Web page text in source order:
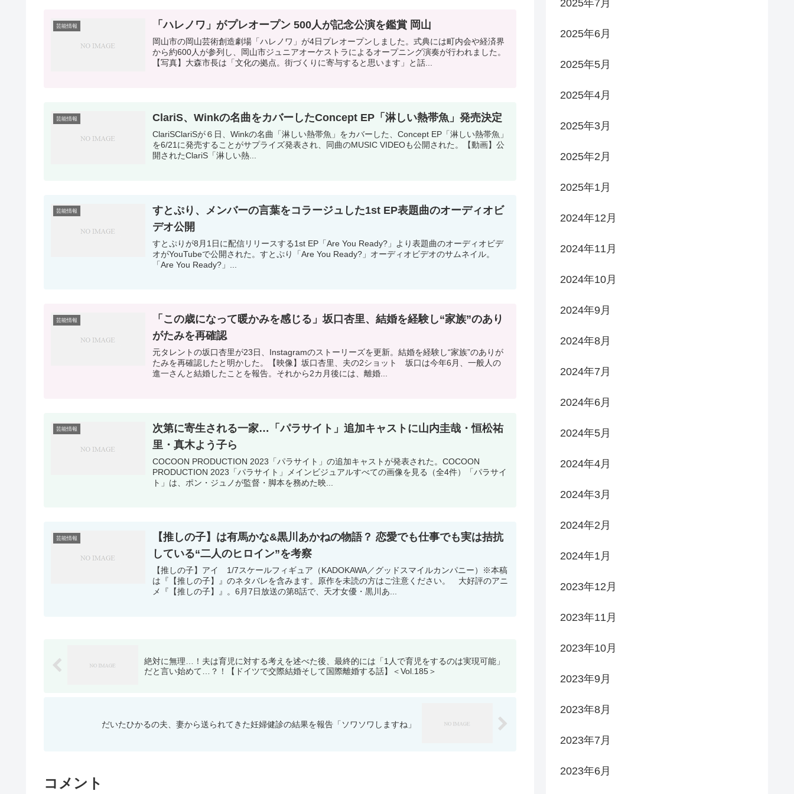
芸能情報 「ハレノワ」がプレオープン 500人が記念公演を鑑賞 岡山
岡山市の岡山芸術創造劇場「ハレノワ」が4日プレオープンしました。式典には町内会や経済界
から約600人が参列し、岡山市ジュニアオーケストラによるオープニング演奏が行われました。
【写真】大森市長は「文化の拠点。街づくりに寄与すると思います」と話...
芸能情報 ClariS、Winkの名曲をカバーしたConcept EP「淋しい熱帯魚」発売決定
ClariSClariSが６日、Winkの名曲「淋しい熱帯魚」をカバーした、Concept EP「淋しい熱帯魚」
を6/21に発売することがサプライズ発表され、同曲のMUSIC VIDEOも公開された。【動画】公
開されたClariS「淋しい熱...
芸能情報
すとぷり、メンバーの言葉をコラージュした1st EP表題曲のオーディオビ
デオ公開
すとぷりが8月1日に配信リリースする1st EP「Are You Ready?」より表題曲のオーディオビデ
オがYouTubeで公開された。すとぷり「Are You Ready?」オーディオビデオのサムネイル。
「Are You Ready?」...
芸能情報
「この歳になって暖かみを感じる」坂口杏里、結婚を経験し“家族”のあり
がたみを再確認
元タレントの坂口杏里が23日、Instagramのストーリーズを更新。結婚を経験し“家族”のありが
たみを再確認したと明かした。【映像】坂口杏里、夫の2ショット 坂口は今年6月、一般人の
進一さんと結婚したことを報告。それから2カ月後には、離婚...
芸能情報
次第に寄生される一家…「パラサイト」追加キャストに山内圭哉・恒松祐
里・真木よう子ら
COCOON PRODUCTION 2023「パラサイト」の追加キャストが発表された。COCOON
PRODUCTION 2023「パラサイト」メインビジュアルすべての画像を見る（全4件）「パラサイ
ト」は、ポン・ジュノが監督・脚本を務めた映...
芸能情報
【推しの子】は有馬かな&黒川あかねの物語？ 恋愛でも仕事でも実は拮抗
している“二人のヒロイン”を考察
【推しの子】アイ 1/7スケールフィギュア（KADOKAWA／グッドスマイルカンパニー）※本稿
は『【推しの子】』のネタバレを含みます。原作を未読の方はご注意ください。 大好評のアニ
メ『【推しの子】』。6月7日放送の第8話で、天才女優・黒川あ...
絶対に無理…！夫は育児に対する考えを述べた後、最終的には「1人で育児をするのは実現可能」
だと言い始めて…？！【ドイツで交際結婚そして国際離婚する話】＜Vol.185＞
だいたひかるの夫、妻から送られてきた妊婦健診の結果を報告「ソワソワしますね」
コメント
2025年7月
2025年6月
2025年5月
2025年4月
2025年3月
2025年2月
2025年1月
2024年12月
2024年11月
2024年10月
2024年9月
2024年8月
2024年7月
2024年6月
2024年5月
2024年4月
2024年3月
2024年2月
2024年1月
2023年12月
2023年11月
2023年10月
2023年9月
2023年8月
2023年7月
2023年6月